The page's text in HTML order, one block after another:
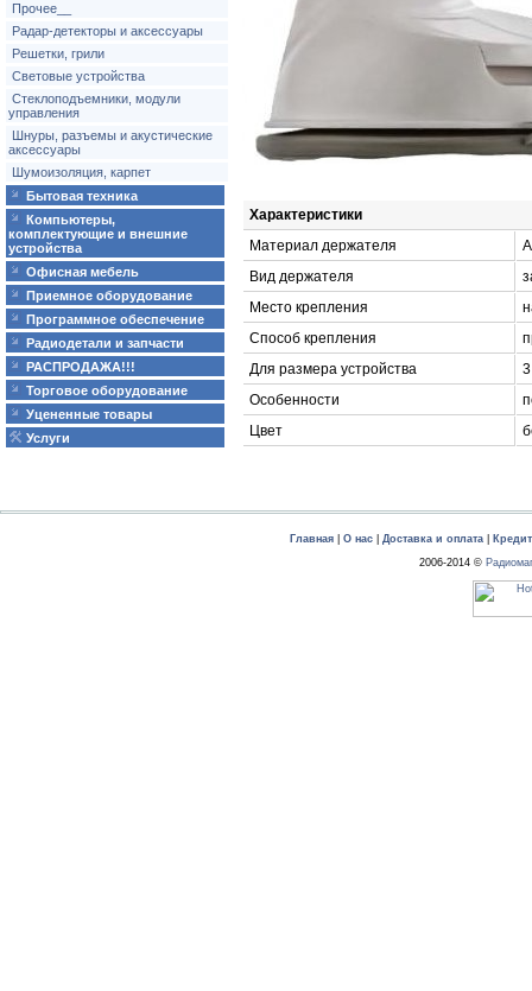
Прочее__
Радар-детекторы и аксессуары
Решетки, грили
Световые устройства
Стеклоподъемники, модули
управления
Шнуры, разъемы и акустические
аксессуары
Шумоизоляция, карпет
Бытовая техника
Компьютеры,
комплектующие и внешние
устройства
Офисная мебель
Приемное оборудование
Программное обеспечение
Радиодетали и запчасти
РАСПРОДАЖА!!!
Торговое оборудование
Уцененные товары
Услуги
Характеристики
Материал держателя
Вид держателя
Место крепления
Способ крепления
Для размера устройства
Особенности
Цвет
Главная О нас Доставка и оплата
2006-2014 ©